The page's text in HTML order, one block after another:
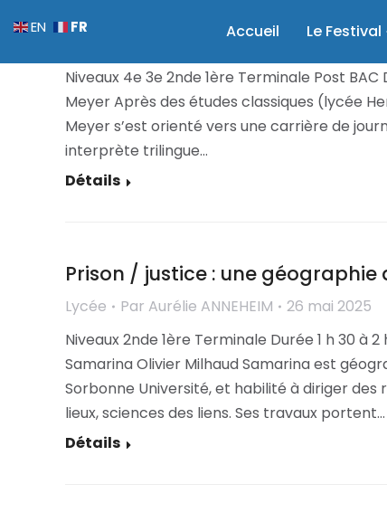
Accueil Le Festival
Niveaux 4e 3e 2nde 1ère Terminale Post
Meyer Après des études classiques (lycée
Meyer s’est orienté vers une carrière de
interprète trilingue…
Détails
Prison / justice : une géographie
Lycée Par Aurélie ANNEHEIM
26 mai 2025
Niveaux 2nde 1ère Terminale Durée 1 h 30
Samarina Olivier Milhaud Samarina est
Sorbonne Université, et habilité à diriger
lieux, sciences des liens. Ses travaux portent…
Détails
EN FR